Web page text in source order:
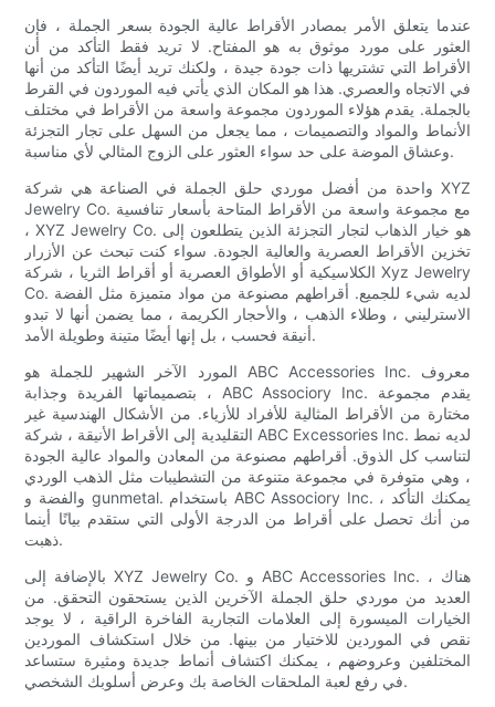
عندما يتعلق الأمر بمصادر الأقراط عالية الجودة بسعر الجملة ، فإن
العثور على مورد موثوق به هو المفتاح. لا تريد فقط التأكد من أن
الأقراط التي تشتريها ذات جودة جيدة ، ولكنك تريد أيضًا التأكد من أنها
في الاتجاه والعصري. هذا هو المكان الذي يأتي فيه الموردون في القرط
بالجملة. يقدم هؤلاء الموردون مجموعة واسعة من الأقراط في مختلف
الأنماط والمواد والتصميمات ، مما يجعل من السهل على تجار التجزئة
وعشاق الموضة على حد سواء العثور على الزوج المثالي لأي مناسبة.
واحدة من أفضل موردي حلق الجملة في الصناعة هي شركة XYZ
Jewelry Co. مع مجموعة واسعة من الأقراط المتاحة بأسعار تنافسية
، XYZ Jewelry Co. هو خيار الذهاب لتجار التجزئة الذين يتطلعون إلى
تخزين الأقراط العصرية والعالية الجودة. سواء كنت تبحث عن الأزرار
الكلاسيكية أو الأطواق العصرية أو أقراط الثريا ، شركة Xyz Jewelry
Co. لديه شيء للجميع. أقراطهم مصنوعة من مواد متميزة مثل الفضة
الاسترليني ، وطلاء الذهب ، والأحجار الكريمة ، مما يضمن أنها لا تبدو
أنيقة فحسب ، بل إنها أيضًا متينة وطويلة الأمد.
المورد الآخر الشهير للجملة هو ABC Accessories Inc. معروف
بتصميماتها الفريدة وجذابة ، ABC Associory Inc. يقدم مجموعة
مختارة من الأقراط المثالية للأفراد للأزياء. من الأشكال الهندسية غير
التقليدية إلى الأقراط الأنيقة ، شركة ABC Excessories Inc. لديه نمط
لتناسب كل الذوق. أقراطهم مصنوعة من المعادن والمواد عالية الجودة
، وهي متوفرة في مجموعة متنوعة من التشطيبات مثل الذهب الوردي
والفضة و gunmetal. باستخدام ABC Associory Inc. ، يمكنك التأكد
من أنك تحصل على أقراط من الدرجة الأولى التي ستقدم بيانًا أينما
ذهبت.
بالإضافة إلى XYZ Jewelry Co. و ABC Accessories Inc. ، هناك
العديد من موردي حلق الجملة الآخرين الذين يستحقون التحقق. من
الخيارات الميسورة إلى العلامات التجارية الفاخرة الراقية ، لا يوجد
نقص في الموردين للاختيار من بينها. من خلال استكشاف الموردين
المختلفين وعروضهم ، يمكنك اكتشاف أنماط جديدة ومثيرة ستساعد
في رفع لعبة الملحقات الخاصة بك وعرض أسلوبك الشخصي.